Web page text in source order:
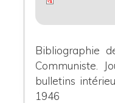
Bibliographie
Communiste.
bulletins
1946